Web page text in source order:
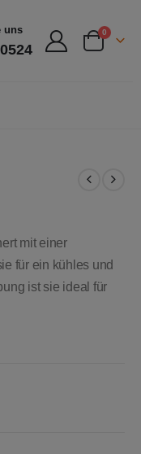
uns 0
mit einer
für ein kühles und
ist sie ideal für